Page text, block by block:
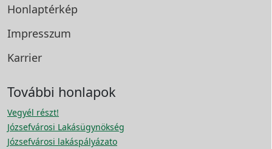
Honlaptérkép
Impresszum
Karrier
További honlapok
Vegyél részt!
Józsefvárosi Lakásügynökség
Józsefvárosi lakáspályázato